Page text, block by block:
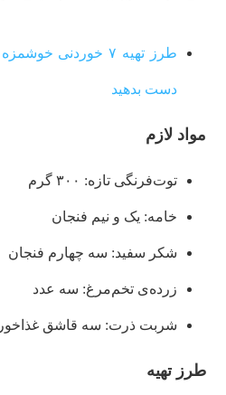
طرز تهیه ۷ خوردنی
دست بدهید
مواد لازم
توت‌فرنگی تازه: ۳۰۰ گرم
خامه: یک و نیم فنجان
شکر سفید: سه چهارم فنجان
زرده‌ی تخم‌مرغ: سه عدد
شربت ذرت: سه قاشق
طرز تهیه